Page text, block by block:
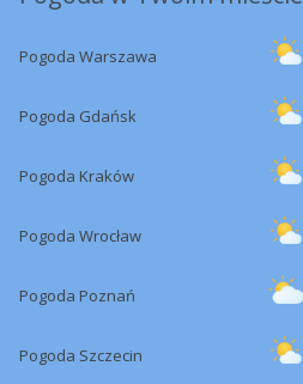
Pogoda Warszawa
Pogoda Gdańsk
Pogoda Kraków
Pogoda Wrocław
Pogoda Poznań
Pogoda Szczecin